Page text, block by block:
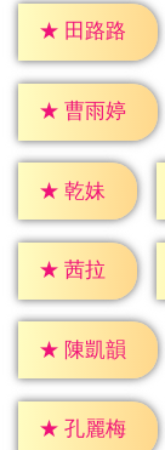
★ 田路路
★ 曹雨婷
★ 乾妹
★ 茜拉
★ 陳凱韻
★ 孔麗梅